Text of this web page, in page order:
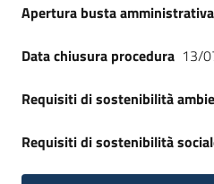
Apertura busta amministrativa
Data chiusura procedura 13/
Requisiti di sostenibilità
Requisiti di sostenibilità